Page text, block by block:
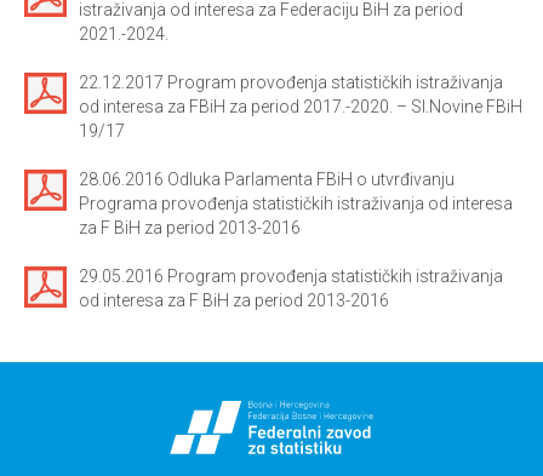
istraživanja od interesa za Federaciju BiH za period
2021.-2024.
22.12.2017 Program provođenja statističkih istraživanja
od interesa za FBiH za period 2017.-2020. – Sl.Novine FBiH
19/17
28.06.2016 Odluka Parlamenta FBiH o utvrđivanju
Programa provođenja statističkih istraživanja od interesa
za F BiH za period 2013-2016
29.05.2016 Program provođenja statističkih istraživanja
od interesa za F BiH za period 2013-2016